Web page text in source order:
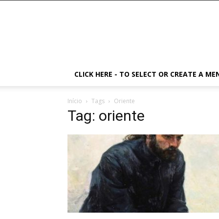
CLICK HERE - TO SELECT OR CREATE A
Início Tags Oriente
Tag: oriente